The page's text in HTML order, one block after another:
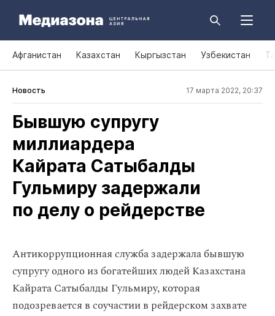
Афганистан Казахстан Кыргызстан Узбекистан
Новость 17 марта 2022, 20:37
Бывшую супругу
миллиардера
Кайрата Сатыбалды
Гульмиру задержали
по делу о рейдерстве
Антикоррупционная служба задержала бывшую
супругу одного из богатейших людей Казахстана
Кайрата Сатыбалды Гульмиру, которая
подозревается в соучастии в рейдерском захвате